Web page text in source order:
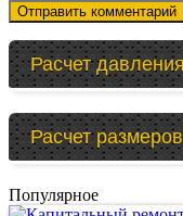
Расчет
Расчет
Популярное